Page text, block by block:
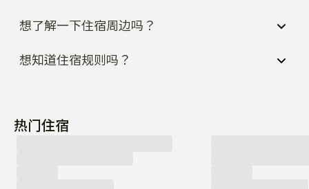
想了解一下住宿周边吗？
想知道住宿规则吗？
热门住宿